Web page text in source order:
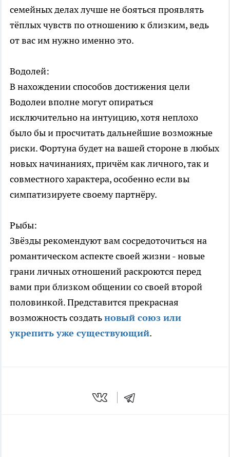
семейных делах лучше не бояться проявлять
тёплых чувств по отношению к близким, ведь
от вас им нужно именно это.
Водолей:
В нахождении способов достижения цели
Водолеи вполне могут опираться
исключительно на интуицию, хотя неплохо
было бы и просчитать дальнейшие возможные
риски. Фортуна будет на вашей стороне в любых
новых начинаниях, причём как личного, так и
совместного характера, особенно если вы
симпатизируете своему партнёру.
Рыбы:
Звёзды рекомендуют вам сосредоточиться на
романтическом аспекте своей жизни - новые
грани личных отношений раскроются перед
вами при близком общении со своей второй
половинкой. Представится прекрасная
возможность создатьновый союз или
укрепить уже существующий.